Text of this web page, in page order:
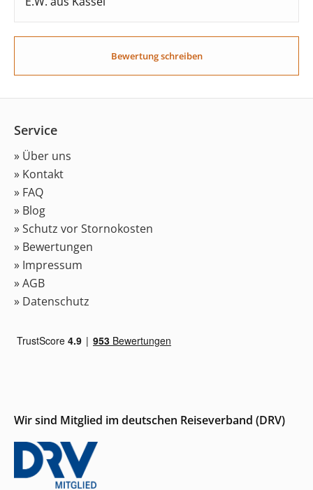
Bewertung schreiben
Service
» Über uns
» Kontakt
» FAQ
» Blog
» Schutz vor Stornokosten
» Bewertungen
» Impressum
» AGB
» Datenschutz
Wir sind Mitglied im deutschen Reiseverband (DRV)